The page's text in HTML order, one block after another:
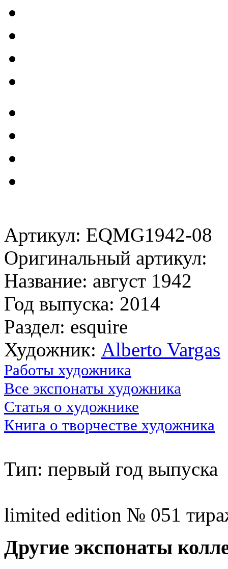
Артикул: EQMG1942-08
Оригинальный артикул:
Название: август 1942
Год выпуска: 2014
Раздел: esquire
Художник: Alberto Vargas
Работы художника
Все экспонаты художника
Статья о художнике
Книга о творчестве художника
Тип: первый год выпуска
limited edition № 051
Другие экспонаты